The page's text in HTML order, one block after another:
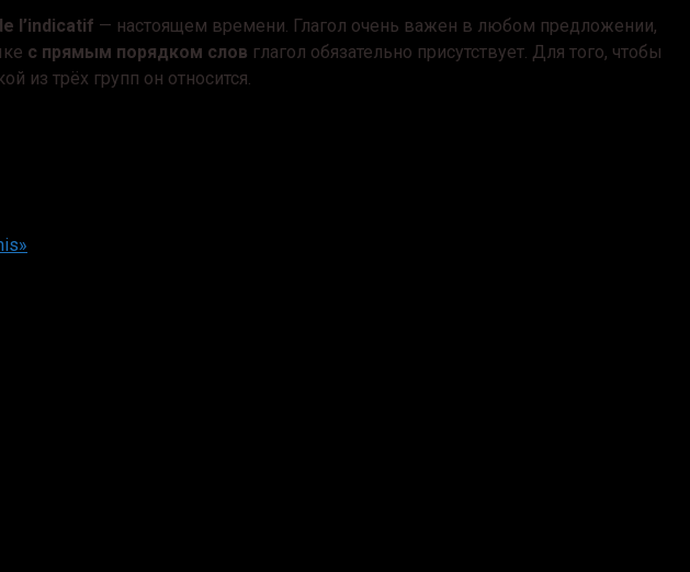
l’indicatif — настоящем времени. Глагол очень важен в любом предложении,
с прямым порядком слов глагол обязательно присутствует. Для того, чтобы
из трёх групп он относится.